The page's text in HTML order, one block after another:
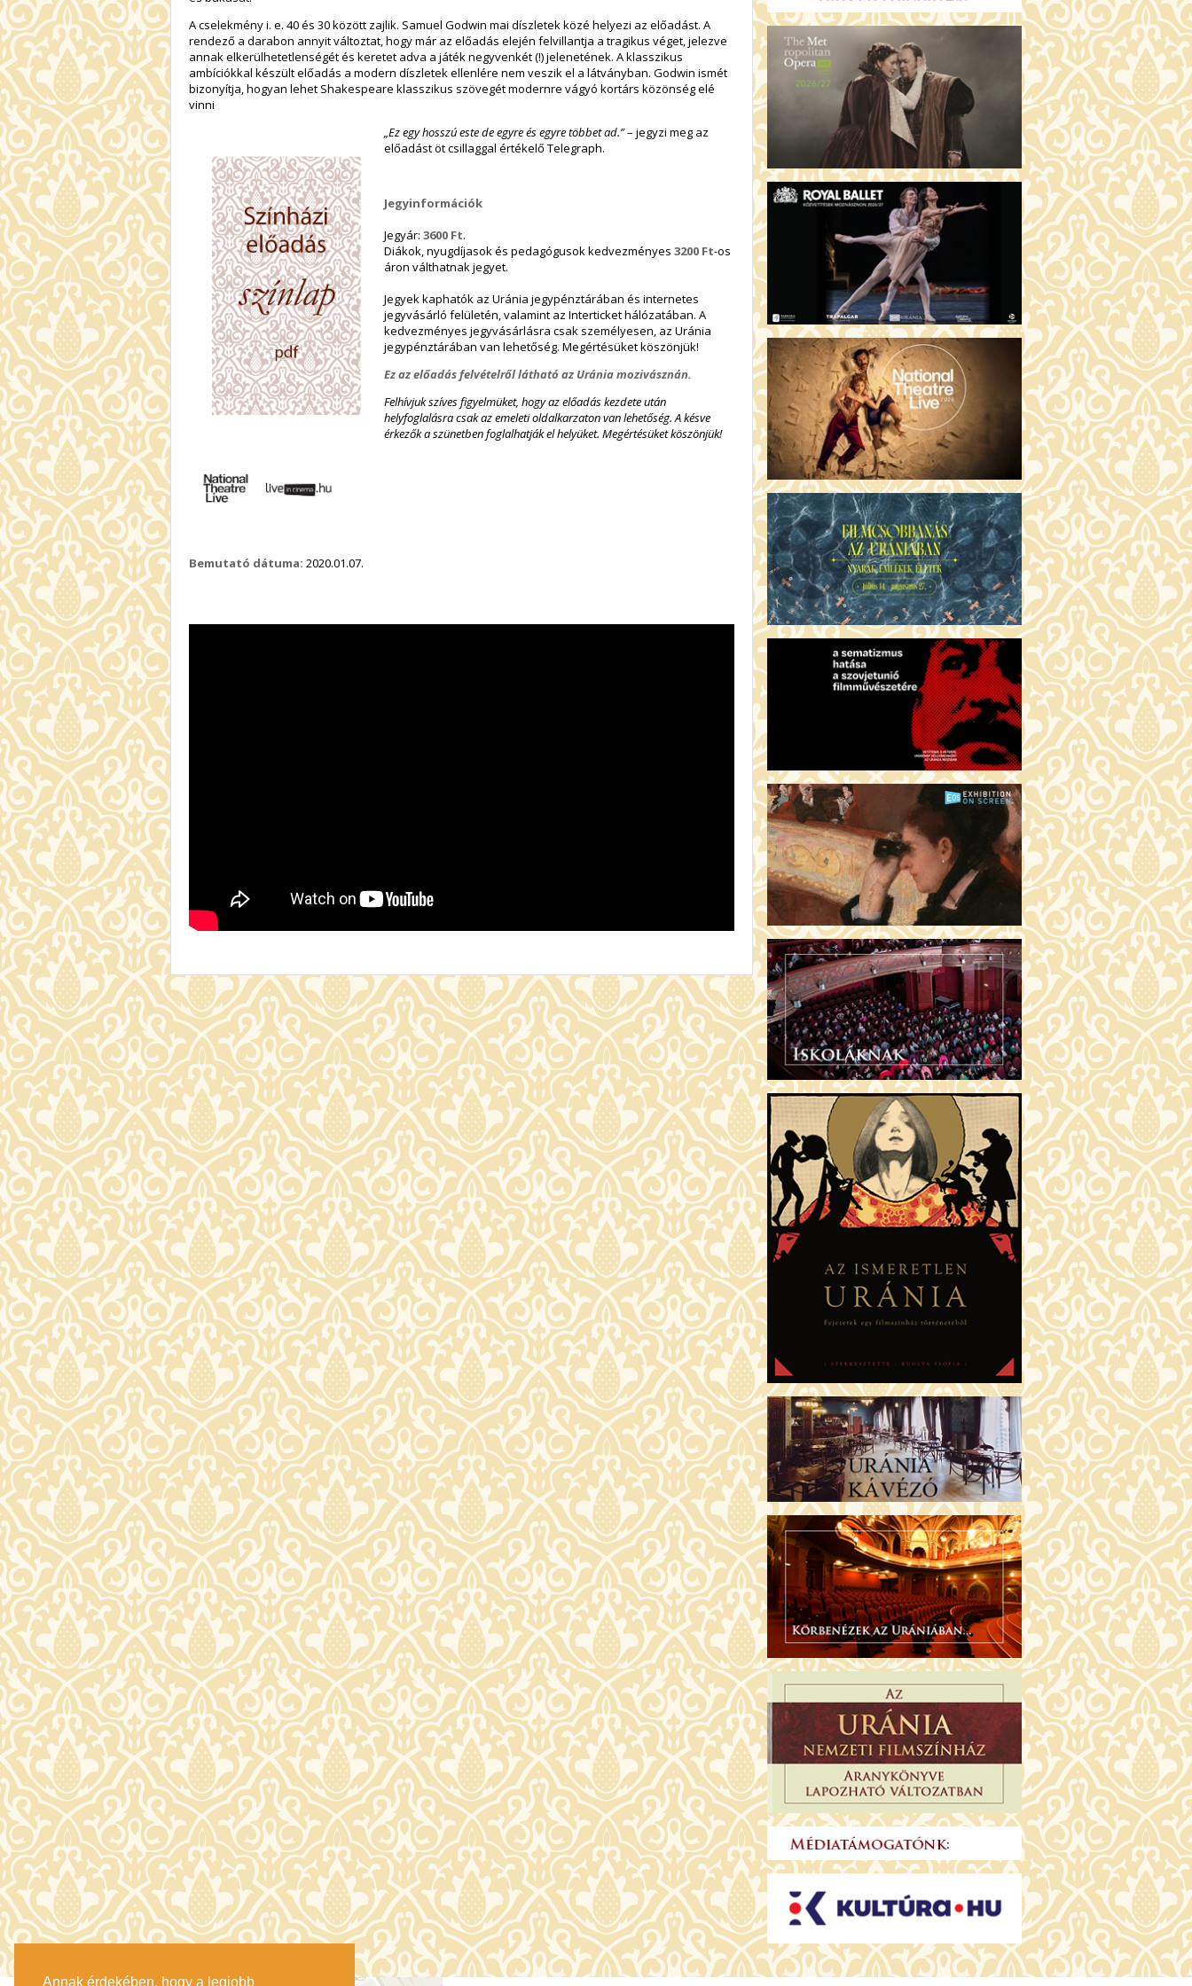
Annak érdekében, hogy a legjobb
A cselekmény i. e. 40 és 30 között zajlik. Samuel Godwin mai díszletek közé helyezi az előadást. A
rendező a darabon annyit változtat, hogy már az előadás elején felvillantja a tragikus véget, jelezve
annak elkerülhetetlenségét és keretet adva a játék negyvenkét (!) jelenetének. A klasszikus
ambíciókkal készült előadás a modern díszletek ellenlére nem veszik el a látványban. Godwin ismét
bizonyítja, hogyan lehet Shakespeare klasszikus szövegét modernre vágyó kortárs közönség elé
vinni
„Ez egy hosszú este de egyre és egyre többet ad.”– jegyzi meg az
előadást öt csillaggal értékelő Telegraph.
Jegyinformációk
Jegyár: 3600 Ft.
Diákok, nyugdíjasok és pedagógusok kedvezményes 3200 Ft-os
áron válthatnak jegyet.
Jegyek kaphatók az Uránia jegypénztárában és internetes
jegyvásárló felületén, valamint az Interticket hálózatában. A
kedvezményes jegyvásárlásra csak személyesen, az Uránia
jegypénztárában van lehetőség. Megértésüket köszönjük!
Ez az előadás felvételről látható az Uránia mozivásznán.
Felhívjuk szíves figyelmüket, hogy az előadás kezdete után
helyfoglalásra csak az emeleti oldalkarzaton van lehetőség.A késve
érkezők a szünetben foglalhatják el helyüket. Megértésüket köszönjük!
Bemutató dátuma: 2020.01.07.